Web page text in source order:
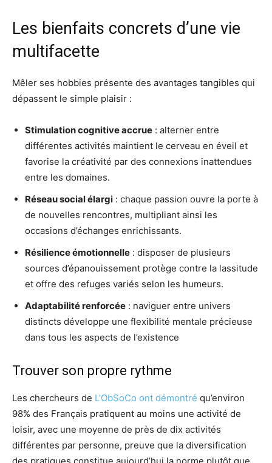
Les bienfaits concrets d’une vie
multifacette
Mêler ses hobbies présente des avantages tangibles qui
dépassent le simple plaisir :
Stimulation cognitive accrue : alterner entre
différentes activités maintient le cerveau en éveil et
favorise la créativité par des connexions inattendues
entre les domaines.
Réseau social élargi : chaque passion ouvre la porte à
de nouvelles rencontres, multipliant ainsi les
occasions d’échanges enrichissants.
Résilience émotionnelle : disposer de plusieurs
sources d’épanouissement protège contre la lassitude
et offre des refuges variés selon les humeurs.
Adaptabilité renforcée : naviguer entre univers
distincts développe une flexibilité mentale précieuse
dans tous les aspects de l’existence
Trouver son propre rythme
Les chercheurs de L’ObSoCo ont démontré qu’environ
98% des Français pratiquent au moins une activité de
loisir, avec une moyenne de près de dix activités
différentes par personne, preuve que la diversification